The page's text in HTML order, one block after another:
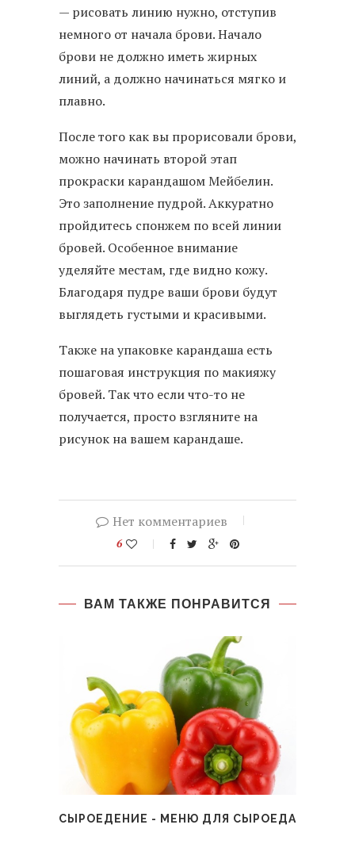
— рисовать линию нужно, отступив
немного от начала брови. Начало
брови не должно иметь жирных
линий, а должно начинаться мягко и
плавно.
После того как вы прорисовали брови,
можно начинать второй этап
прокраски карандашом Мейбелин.
Это заполнение пудрой. Аккуратно
пройдитесь спонжем по всей линии
бровей. Особенное внимание
уделяйте местам, где видно кожу.
Благодаря пудре ваши брови будут
выглядеть густыми и красивыми.
Также на упаковке карандаша есть
пошаговая инструкция по макияжу
бровей. Так что если что-то не
получается, просто взгляните на
рисунок на вашем карандаше.
Нет комментариев
6
ВАМ ТАКЖЕ ПОНРАВИТСЯ
СЫРОЕДЕНИЕ - МЕНЮ ДЛЯ СЫРОЕДА